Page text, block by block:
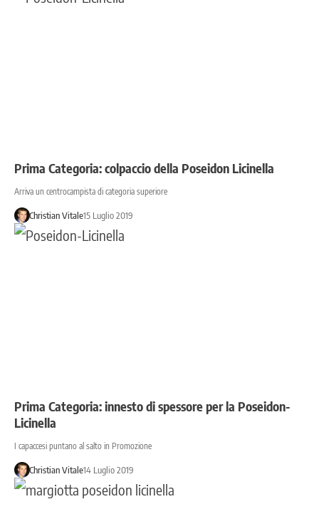
Prima Categoria: colpaccio della Poseidon Licinella
Arriva un centrocampista di categoria superiore
Christian Vitale15 Luglio 2019
Prima Categoria: innesto di spessore per la Poseidon-
Licinella
I capaccesi puntano al salto in Promozione
Christian Vitale14 Luglio 2019